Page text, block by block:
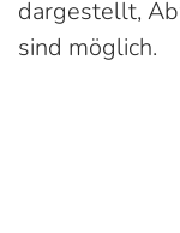
dargestellt,
sind möglich.